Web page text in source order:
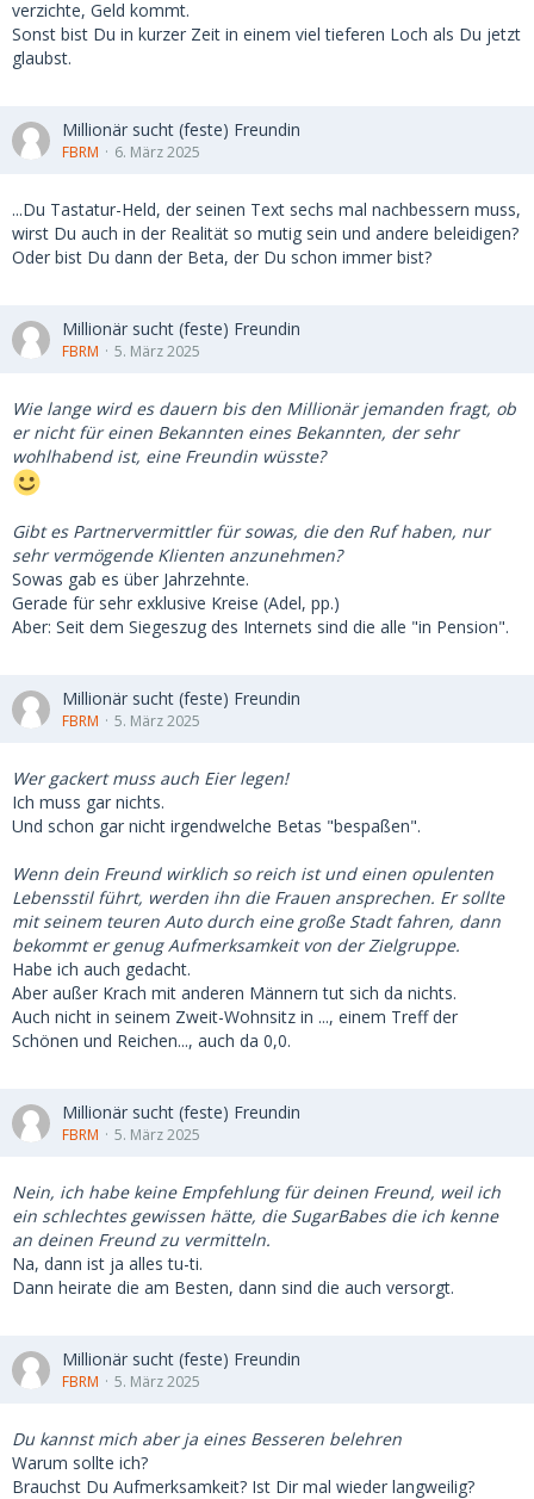
verzichte, Geld kommt.
Sonst bist Du in kurzer Zeit in einem viel tieferen Loch als Du jetzt
glaubst.
Millionär sucht (feste) Freundin
FBRM 6. März 2025
...Du Tastatur-Held, der seinen Text sechs mal nachbessern muss,
wirst Du auch in der Realität so mutig sein und andere beleidigen?
Oder bist Du dann der Beta, der Du schon immer bist?
Millionär sucht (feste) Freundin
FBRM 5. März 2025
Wie lange wird es dauern bis den Millionär jemanden fragt, ob
er nicht für einen Bekannten eines Bekannten, der sehr
wohlhabend ist, eine Freundin wüsste?
Gibt es Partnervermittler für sowas, die den Ruf haben, nur
sehr vermögende Klienten anzunehmen?
Sowas gab es über Jahrzehnte.
Gerade für sehr exklusive Kreise (Adel, pp.)
Aber: Seit dem Siegeszug des Internets sind die alle "in Pension".
Millionär sucht (feste) Freundin
FBRM 5. März 2025
Wer gackert muss auch Eier legen!
Ich muss gar nichts.
Und schon gar nicht irgendwelche Betas "bespaßen".
Wenn dein Freund wirklich so reich ist und einen opulenten
Lebensstil führt, werden ihn die Frauen ansprechen. Er sollte
mit seinem teuren Auto durch eine große Stadt fahren, dann
bekommt er genug Aufmerksamkeit von der Zielgruppe.
Habe ich auch gedacht.
Aber außer Krach mit anderen Männern tut sich da nichts.
Auch nicht in seinem Zweit-Wohnsitz in ..., einem Treff der
Schönen und Reichen..., auch da 0,0.
Millionär sucht (feste) Freundin
FBRM 5. März 2025
Nein, ich habe keine Empfehlung für deinen Freund, weil ich
ein schlechtes gewissen hätte, die SugarBabes die ich kenne
an deinen Freund zu vermitteln.
Na, dann ist ja alles tu-ti.
Dann heirate die am Besten, dann sind die auch versorgt.
Millionär sucht (feste) Freundin
FBRM 5. März 2025
Du kannst mich aber ja eines Besseren belehren
Warum sollte ich?
Brauchst Du Aufmerksamkeit? Ist Dir mal wieder langweilig?